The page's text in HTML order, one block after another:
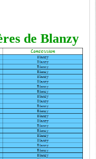
de Blanzy